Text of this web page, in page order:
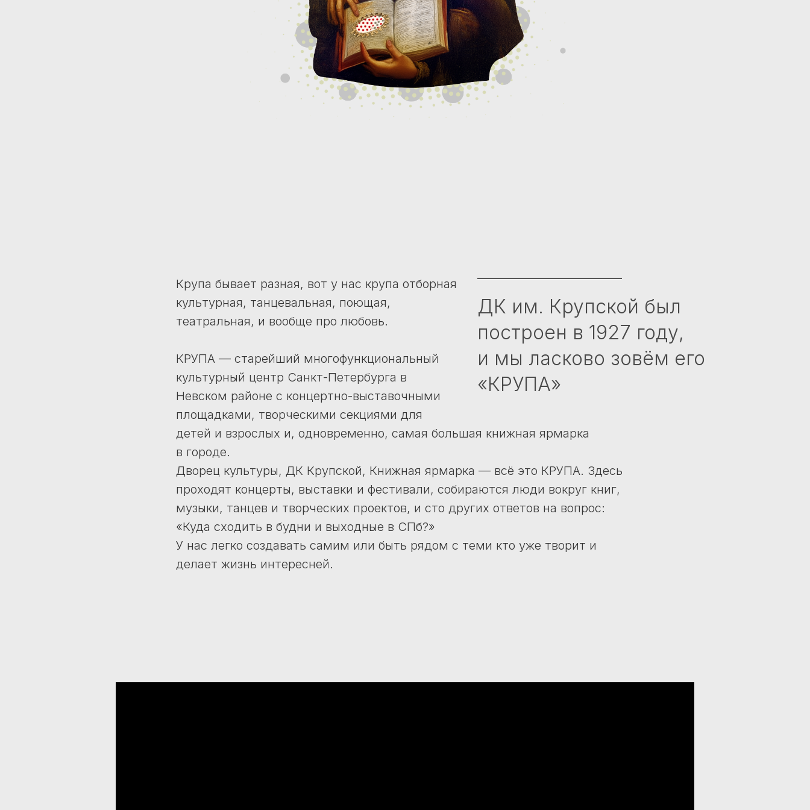
ДК им. Крупской был
построен в 1927 году,
и мы ласково зовём его
«КРУПА»
Крупа бывает разная, вот у нас крупа отборная
культурная, танцевальная, поющая,
театральная, и вообще про любовь.
КРУПА — старейший многофункциональный
культурный центр Санкт-Петербурга в
Невском районе с концертно-выставочными
площадками, творческими секциями для
детей и взрослых и, одновременно, самая большая книжная ярмарка
в городе.
Дворец культуры, ДК Крупской, Книжная ярмарка — всё это КРУПА. Здесь
проходят концерты, выставки и фестивали, собираются люди вокруг книг,
музыки, танцев и творческих проектов, и сто других ответов на вопрос:
«Куда сходить в будни и выходные в СПб?»
У нас легко создавать самим или быть рядом с теми кто уже творит и
делает жизнь интересней.